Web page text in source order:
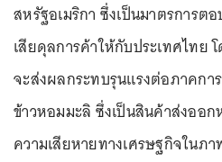
สหรัฐอเมริกา ซึ่งเป็นมาตรการต
เสียดุลการค้าให้กับประเทศไทย
จะส่งผลกระทบรุนแรงต่อภาคกา
ข้าวหอมมะลิ ซึ่งเป็นสินค้าส่งออ
ความเสียหายทางเศรษฐกิจในภ